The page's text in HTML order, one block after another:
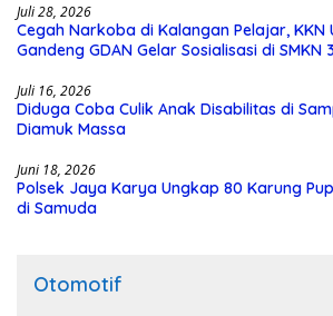
Juli 28, 2026
Cegah Narkoba di Kalangan Pelajar, KKN
Gandeng GDAN Gelar Sosialisasi di SMKN
Juli 16, 2026
Diduga Coba Culik Anak Disabilitas di
Diamuk Massa
Juni 18, 2026
Polsek Jaya Karya Ungkap 80 Karung
di Samuda
Otomotif